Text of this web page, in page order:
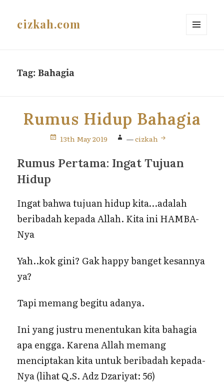
cizkah.com
Tag:Bahagia
Rumus Hidup Bahagia
13th May 2019 —cizkah
Rumus Pertama: Ingat Tujuan
Hidup
Ingat bahwa tujuan hidup kita…adalah
beribadah kepada Allah. Kita ini HAMBA-
Nya
Yah..kok gini? Gak happy banget kesannya
ya?
Tapi memang begitu adanya.
Ini yang justru menentukan kita bahagia
apa engga. Karena Allah memang
menciptakan kita untuk beribadah kepada-
Nya (lihat Q.S. Adz Dzariyat: 56)